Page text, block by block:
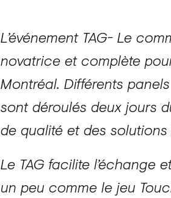
L’événement TAG- Le
novatrice et complète
Montréal. Différents
sont déroulés deux jours
de qualité et des
Le TAG facilite l’échange
un peu comme le jeu